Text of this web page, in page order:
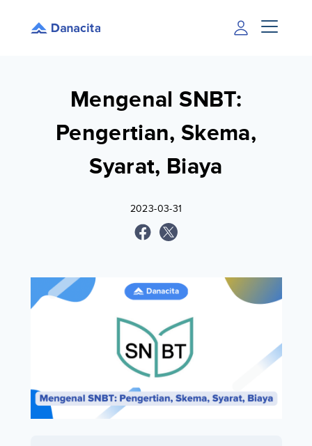
Mengenal SNBT:
Pengertian, Skema,
Syarat, Biaya
2023-03-31